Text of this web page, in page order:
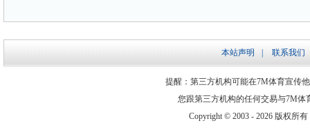
本站声明 联系我们
提醒：第三方机构可能在7M体育宣传
您跟第三方机构的任何交易与7M
Copyright © 2003 - 2026 版权所有